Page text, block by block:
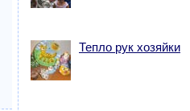
Тепло рук хозяйки